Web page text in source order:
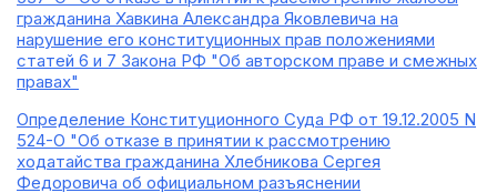
гражданина Хавкина Александра Яковлевича на
нарушение его конституционных прав положениями
статей 6 и 7 Закона РФ "Об авторском праве и смежных
правах"
Определение Конституционного Суда РФ от 19.12.2005 N
524-О "Об отказе в принятии к рассмотрению
ходатайства гражданина Хлебникова Сергея
Федоровича об официальном разъяснении